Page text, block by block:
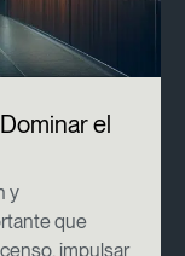
el
y
que
impulsar